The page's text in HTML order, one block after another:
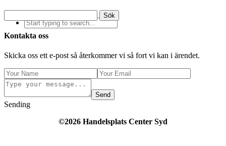
Kontakta oss
Skicka oss ett e-post så återkommer vi så fort vi kan i ärendet.
Send
Sending
©2026 Handelsplats Center Syd